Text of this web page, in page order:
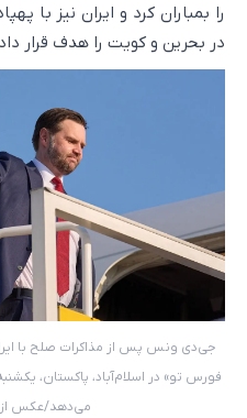
را بمباران کرد و ایران نیز با
در بحرین و کویت را هدف قرار
جی‌دی ونس پس از مذاکرات صلح با
می‌دهد/عکس از